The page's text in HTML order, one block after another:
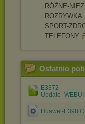
RÓŻNE-
ROZRYWKA
SPORT-
TELEFONY
Ostatnio
E3372
Huawei-E398